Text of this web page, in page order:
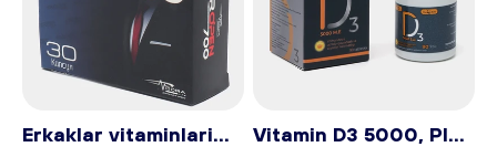
Erkaklar vitaminlari
Vitamin D3 5000, Plan